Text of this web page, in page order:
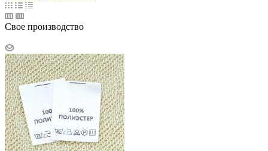
Свое производство